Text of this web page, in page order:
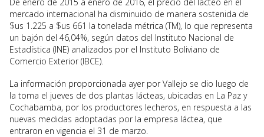
mercado internacional ha disminuido de manera sostenida de
$us 1.225 a $us 661 la tonelada métrica (TM), lo que representa
un bajón del 46,04%, según datos del Instituto Nacional de
Estadística (INE) analizados por el Instituto Boliviano de
Comercio Exterior (IBCE).
La información proporcionada ayer por Vallejo se dio luego de
la toma el jueves de dos plantas lácteas, ubicadas en La Paz y
Cochabamba, por los productores lecheros, en respuesta a las
nuevas medidas adoptadas por la empresa láctea, que
entraron en vigencia el 31 de marzo.